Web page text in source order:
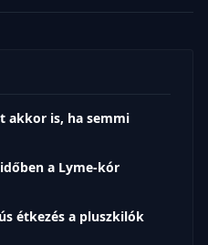
kötöttünk, az elmúlt
akkor is, ha semmi
a Lyme-kór
étkezés a pluszkilók